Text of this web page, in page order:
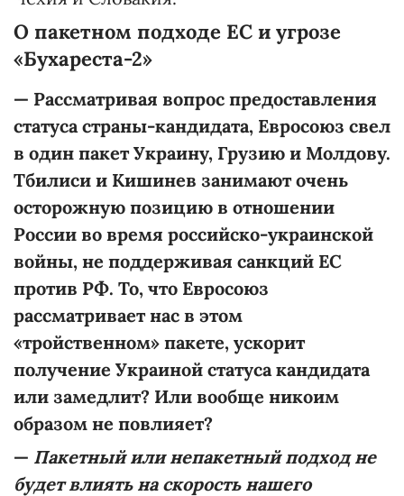
О пакетном подходе ЕС и угрозе
«Бухареста-2»
— Рассматривая вопрос предоставления
статуса страны-кандидата, Евросоюз свел
в один пакет Украину, Грузию и Молдову.
Тбилиси и Кишинев занимают очень
осторожную позицию в отношении
России во время российско-украинской
войны, не поддерживая санкций ЕС
против РФ. То, что Евросоюз
рассматривает нас в этом
«тройственном» пакете, ускорит
получение Украиной статуса кандидата
или замедлит? Или вообще никоим
образом не повлияет?
— Пакетный или непакетный подход не
будет влиять на скорость нашего